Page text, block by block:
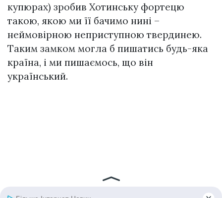
купюрах) зробив Хотинську фортецю
такою, якою ми її бачимо нині –
неймовірною нeпpиcтyпною твердинею.
Таким замком могла б пишатись будь-яка
країна, і ми пишаємось, що він
український.